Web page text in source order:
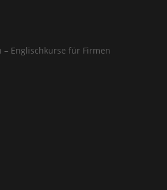
Englischkurse für Firmen